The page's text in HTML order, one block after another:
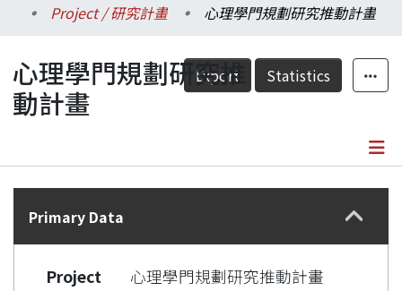
Research Outputs
Fundings & Projects
Researchers
Statistics
Project / 研究計畫
心理學門規劃研究推動計畫
Export Statistics
心理學門規劃研究推
動計畫
Details
Primary Data
Project
心理學門規劃研究推動計畫